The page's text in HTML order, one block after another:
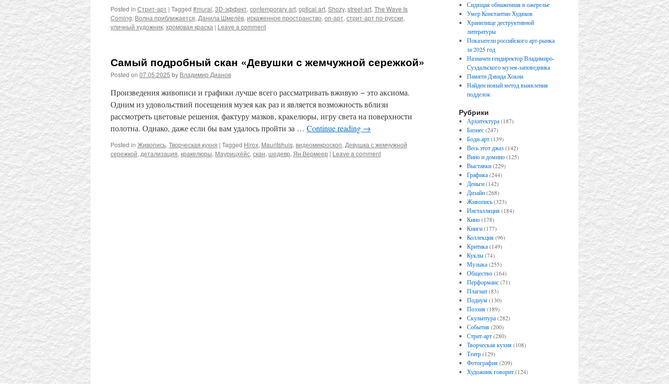
Posted in Стрит-арт | Tagged #mural, 3D-эффект, contemporary art, optical art, Shozy, street-art, The Wave Is
Coming, Волна приближается, Данила Шмелёв, искаженное пространство, оп-арт, стрит-арт по-русски,
уличный художник, хромовая краска | Leave a comment
Самый подробный скан «Девушки с жемчужной сережкой»
Posted on 07.05.2025 by Владимир Дианов
Произведения живописи и графики лучше всего рассматривать вживую − это аксиома.
Одним из удовольствий посещения музея как раз и является возможность вблизи
рассмотреть цветовые решения, фактуру мазков, кракелюры, игру света на поверхности
полотна. Однако, даже если бы вам удалось пройти за … Continue reading →
Posted in Живопись, Творческая кухня | Tagged Hirox, Mauritshuis, видеомикроскоп, Девушка с жемчужной
сережкой, детализация, кракелюры, Маурицхёйс, скан, шедевр, Ян Вермеер | Leave a comment
Сидящая обнаженная в ожерелье
Умер Константин Худяков
Хранилище деструктивной
литературы
Показатели российского арт-рынка
за 2025 год
Назначен гендиректор Владимиро-
Суздальского музея-заповедника
Памяти Дэвида Хокни
Найден новый метод выявления
подделок
Рубрики
Архитектура(187)
Бизнес(247)
Боди-арт(139)
Весь этот джаз(142)
Вино и домино(125)
Выставки(229)
Графика(244)
Деньги(142)
Дизайн(268)
Живопись(323)
Инсталляция(184)
Кино(178)
Книги(177)
Коллекция(96)
Критика(149)
Куклы(74)
Музыка(255)
Общество(164)
Перформанс(71)
Плагиат(83)
Подиум(130)
Поэзия(189)
Скульптура(282)
События(200)
Стрит-арт(280)
Творческая кухня(108)
Театр(129)
Фотография(209)
Художник говорит(124)